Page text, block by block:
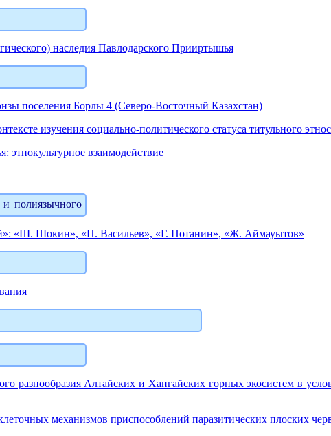
наследия Павлодарского Прииртышья
поселения Борлы 4 (Северо-Восточный Казахстан)
изучения социально-политического статуса титульного
этнокультурное взаимодействие
и полиязычного
«Ш. Шокин», «П. Васильев», «Г. Потанин», «Ж. Аймауытов»
разнообразия Алтайских и Хангайских горных экосистем в
механизмов приспособлений паразитических плоских